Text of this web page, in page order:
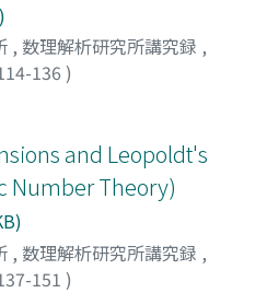
, 数理解析研究所講究録 ,
136 )
and Leopoldt's
Number Theory)
, 数理解析研究所講究録 ,
151 )